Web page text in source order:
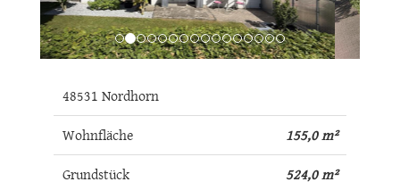
48531 Nordhorn
Wohnfläche
155,0 m²